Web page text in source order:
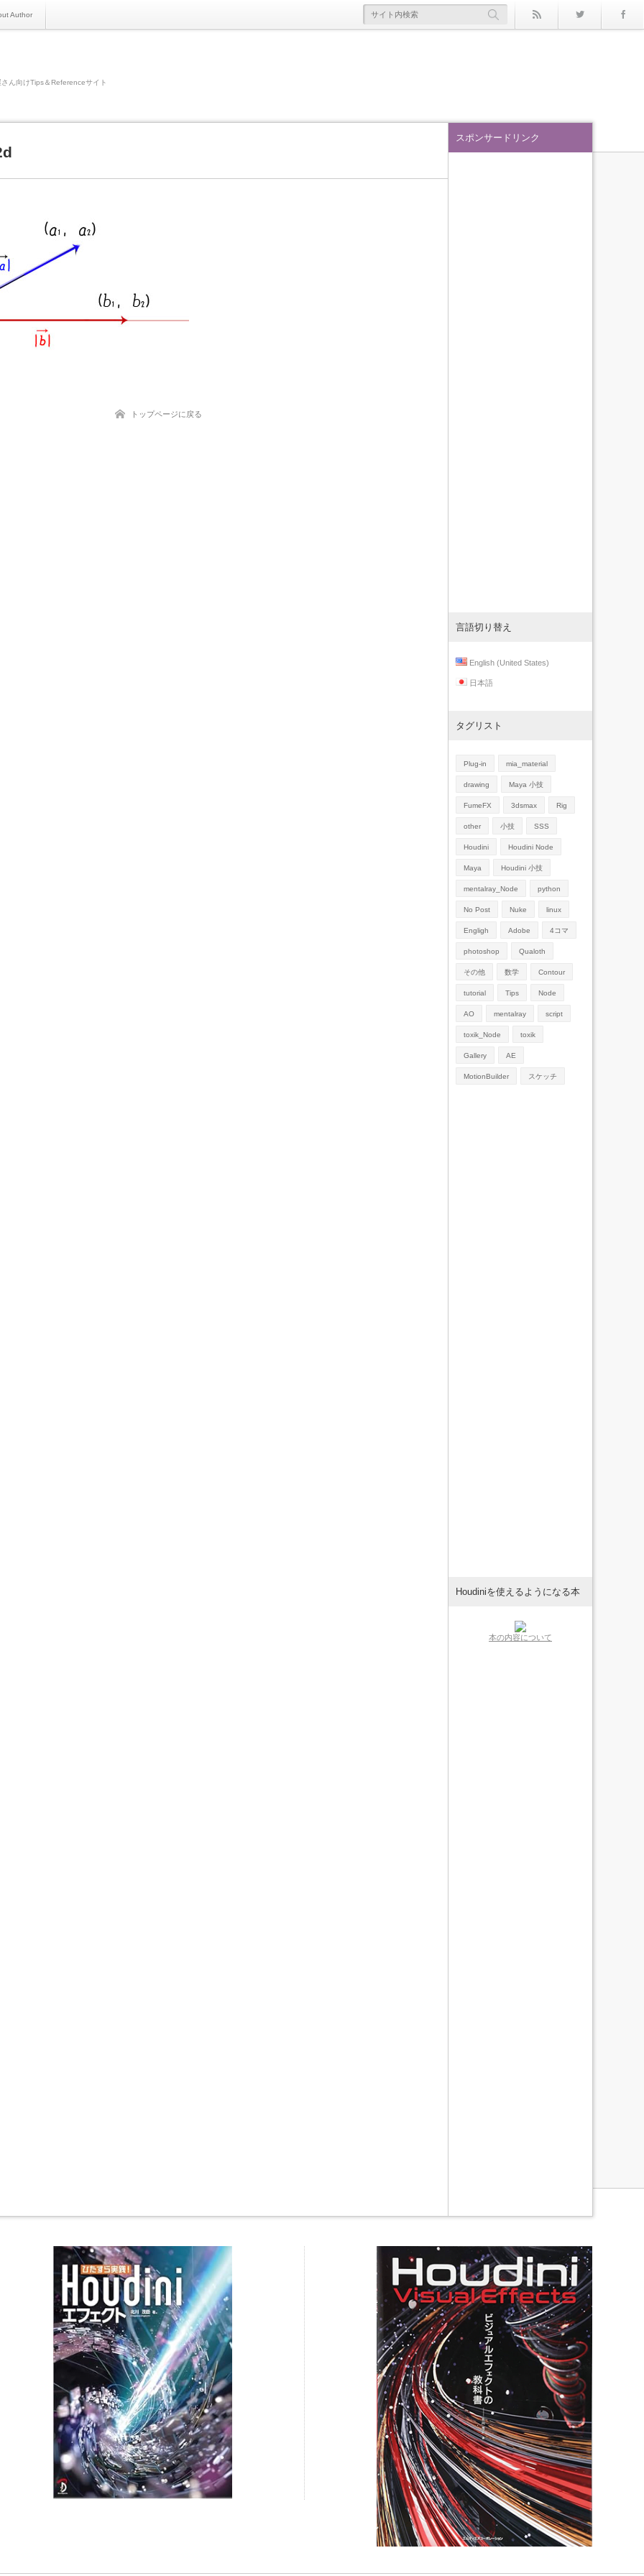
Author
ん向けTips＆Referenceサイト
トップページに戻る
スポンサードリンク
言語切り替え
English (United States)
日本語
タグリスト
Plug-in mia_material
drawing Maya 小技
FumeFX 3dsmax Rig
other 小技 SSS
Houdini Houdini Node
Maya Houdini 小技
mentalray_Node python
No Post Nuke linux
Engligh Adobe 4コマ
photoshop Qualoth
その他 数学 Contour
tutorial Tips Node
AO mentalray script
toxik_Node toxik
Gallery AE
MotionBuilder スケッチ
Houdiniを使えるようになる本
本の内容について